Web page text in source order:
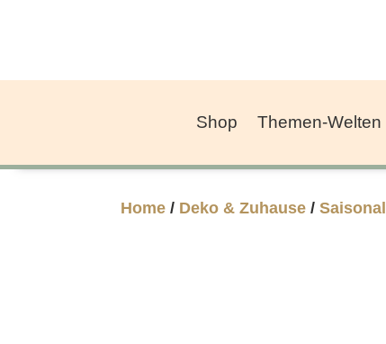
Shop Themen-Welten
Home / Deko & Zuhause /